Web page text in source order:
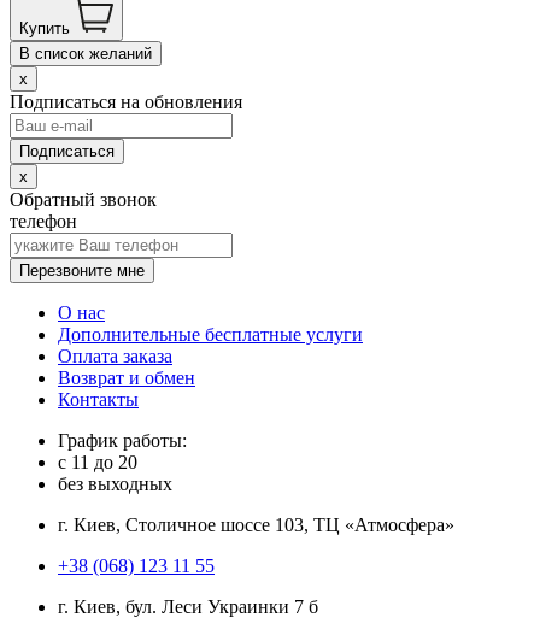
Купить
В список желаний
x
Подписаться на обновления
x
Обратный звонок
телефон
Перезвоните мне
О нас
Дополнительные бесплатные услуги
Оплата заказа
Возврат и обмен
Контакты
График работы:
с 11 до 20
без выходных
г. Киев, Столичное шоссе 103, ТЦ «Атмосфера»
+38 (068) 123 11 55
г. Киев, бул. Леси Украинки 7 б